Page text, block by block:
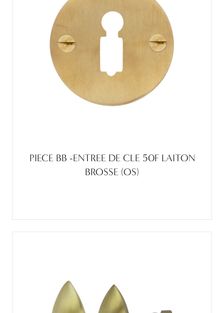
PIECE BB -ENTREE DE CLE 50F LAITON
BROSSE (OS)